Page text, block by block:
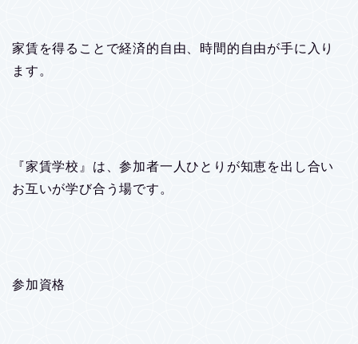
家賃を得ることで経済的自由、時間的自由が手に入り
ます。
『家賃学校』は、参加者一人ひとりが知恵を出し合い
お互いが学び合う場です。
参加資格